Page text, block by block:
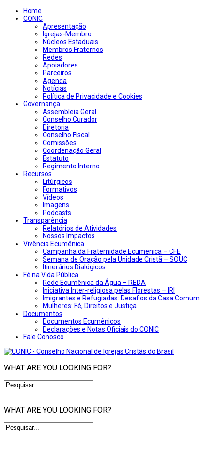
Home
CONIC
Apresentação
Igrejas-Membro
Núcleos Estaduais
Membros Fraternos
Redes
Apoiadores
Parceiros
Agenda
Notícias
Política de Privacidade e Cookies
Governança
Assembleia Geral
Conselho Curador
Diretoria
Conselho Fiscal
Comissões
Coordenação Geral
Estatuto
Regimento Interno
Recursos
Litúrgicos
Formativos
Vídeos
Imagens
Podcasts
Transparência
Relatórios de Atividades
Nossos Impactos
Vivência Ecumênica
Campanha da Fraternidade Ecumênica – CFE
Semana de Oração pela Unidade Cristã – SOUC
Itinerários Dialógicos
Fé na Vida Pública
Rede Ecumênica da Água – REDA
Iniciativa Inter-religiosa pelas Florestas – IRI
Imigrantes e Refugiadas: Desafios da Casa Comum
Mulheres: Fé, Direitos e Justiça
Documentos
Documentos Ecumênicos
Declarações e Notas Oficiais do CONIC
Fale Conosco
WHAT ARE YOU LOOKING FOR?
WHAT ARE YOU LOOKING FOR?